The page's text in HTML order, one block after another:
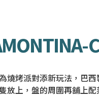
燒烤派對添新玩法，巴
放上，盤的周圍再舖上